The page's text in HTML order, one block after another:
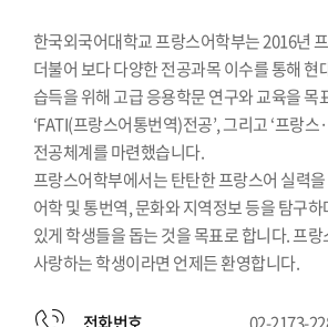
스칸디나비아
한국외국어대학교 프랑스어학부는 2016년
더불어 보다 다양한 전공과목 이수를 통해
습득을 위해 고급 응용학문 연구와 교육을 목
‘FATI(프랑스어통번역)전공’, 그리고 ‘프랑
전공체계를 마련했습니다.
프랑스어학부에서는 탄탄한 프랑스어 실력
어학 및 통번역, 문화와 지역정보 등을 탐구
있게 학생들을 돕는 것을 목표로 합니다. 프
사랑하는 학생이라면 언제든 환영합니다.